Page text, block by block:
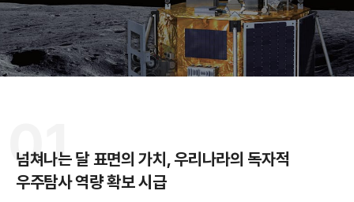
A
유
01
넘쳐나는 달 표면의 가치, 우리나라의 독자적
우주탐사 역량 확보 시급